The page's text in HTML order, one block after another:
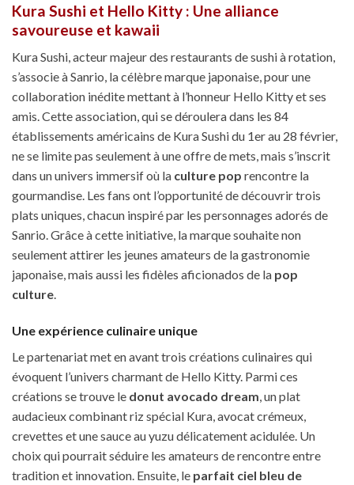
Kura Sushi et Hello Kitty : Une alliance
savoureuse et kawaii
Kura Sushi, acteur majeur des restaurants de sushi à rotation,
s’associe à Sanrio, la célèbre marque japonaise, pour une
collaboration inédite mettant à l’honneur Hello Kitty et ses
amis. Cette association, qui se déroulera dans les 84
établissements américains de Kura Sushi du 1er au 28 février,
ne se limite pas seulement à une offre de mets, mais s’inscrit
dans un univers immersif où la culture pop rencontre la
gourmandise. Les fans ont l’opportunité de découvrir trois
plats uniques, chacun inspiré par les personnages adorés de
Sanrio. Grâce à cette initiative, la marque souhaite non
seulement attirer les jeunes amateurs de la gastronomie
japonaise, mais aussi les fidèles aficionados de la pop
culture.
Une expérience culinaire unique
Le partenariat met en avant trois créations culinaires qui
évoquent l’univers charmant de Hello Kitty. Parmi ces
créations se trouve le donut avocado dream, un plat
audacieux combinant riz spécial Kura, avocat crémeux,
crevettes et une sauce au yuzu délicatement acidulée. Un
choix qui pourrait séduire les amateurs de rencontre entre
tradition et innovation. Ensuite, le parfait ciel bleu de